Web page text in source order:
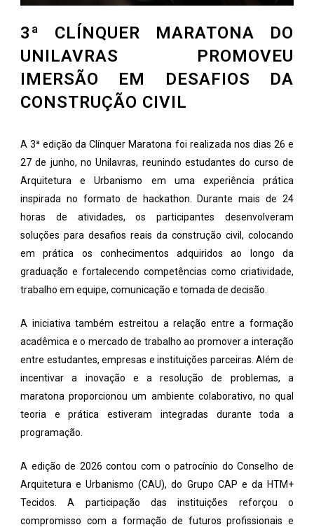
3ª CLÍNQUER MARATONA DO
UNILAVRAS PROMOVEU
IMERSÃO EM DESAFIOS DA
CONSTRUÇÃO CIVIL
A 3ª edição da Clínquer Maratona foi realizada nos dias 26 e
27 de junho, no Unilavras, reunindo estudantes do curso de
Arquitetura e Urbanismo em uma experiência prática
inspirada no formato de hackathon. Durante mais de 24
horas de atividades, os participantes desenvolveram
soluções para desafios reais da construção civil, colocando
em prática os conhecimentos adquiridos ao longo da
graduação e fortalecendo competências como criatividade,
trabalho em equipe, comunicação e tomada de decisão.
A iniciativa também estreitou a relação entre a formação
acadêmica e o mercado de trabalho ao promover a interação
entre estudantes, empresas e instituições parceiras. Além de
incentivar a inovação e a resolução de problemas, a
maratona proporcionou um ambiente colaborativo, no qual
teoria e prática estiveram integradas durante toda a
programação.
A edição de 2026 contou com o patrocínio do Conselho de
Arquitetura e Urbanismo (CAU), do Grupo CAP e da HTM+
Tecidos. A participação das instituições reforçou o
compromisso com a formação de futuros profissionais e